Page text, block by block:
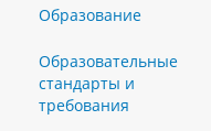
Образование
Образовательные
стандарты и
требования